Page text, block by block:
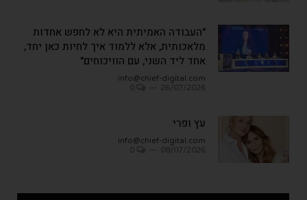
"העבודה האמיתית היא לא לחפש אחדות
מלאכותית, אלא ללמוד איך לחיות כאן יחד,
אחד ליד השני, עם הוויכוחים"
info@chief-digital.com
עץ ופרי
info@chief-digital.com